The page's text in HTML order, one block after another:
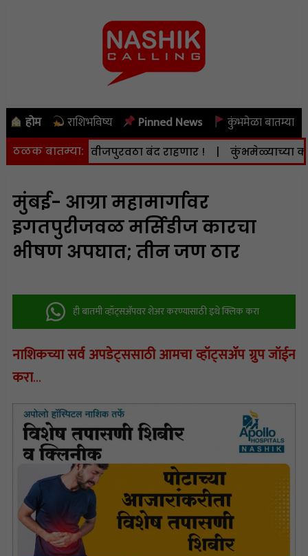
होम राशिभविष्य Pinned News कुंभमेळा बातम्या
ठळक बातम्या:
8 ऑगस्ट) वीजपुरवठा बंद राहणार ! | कुंभमेळ्याच्या कामात
मुंबई- आग्रा महामार्गावर
इगतपुरीजवळ मर्सिडीज कारचा
भीषण अपघात; तीन जण ठार
ही बातमी व्हॉट्सअ‍ॅपवर शेअर करण्यासाठी इथे क्लिक करा
नाशिकच्या सर्व अपडेट्ससाठी आमचा व्हॉट्सअ‍ॅप ग्रुप जॉईन
करा…